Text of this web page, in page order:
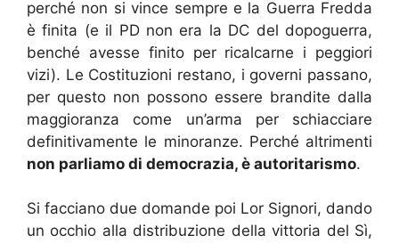
perché non si vince sempre e la Guerra Fredda
è finita (e il PD non era la DC del dopoguerra,
benché avesse finito per ricalcarne i peggiori
vizi). Le Costituzioni restano, i governi passano,
per questo non possono essere brandite dalla
maggioranza come un’arma per schiacciare
definitivamente le minoranze. Perché altrimenti
non parliamo di democrazia, è autoritarismo.
Si facciano due domande poi Lor Signori, dando
un occhio alla distribuzione della vittoria del Sì,